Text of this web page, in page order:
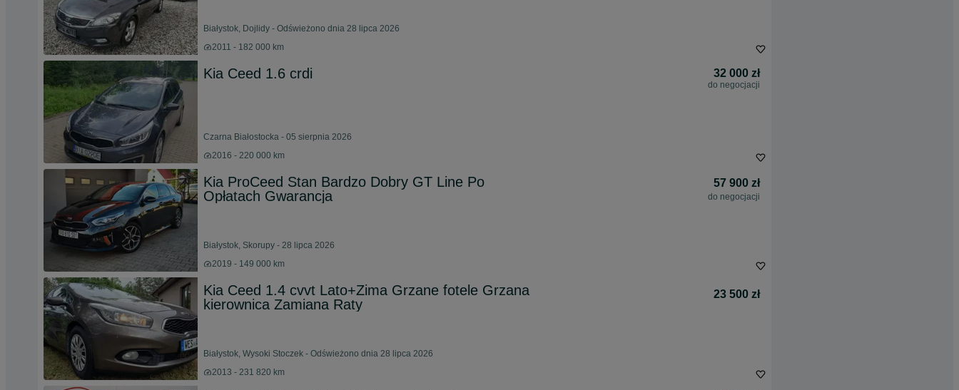
Białystok, Dojlidy - Odświeżono dnia 28 lipca 2026
2011 - 182 000 km
Kia Ceed 1.6 crdi 32 000 zł
do negocjacji
Czarna Białostocka - 05 sierpnia 2026
2016 - 220 000 km
Kia ProCeed Stan Bardzo Dobry GT Line Po
Opłatach Gwarancja
57 900 zł
do negocjacji
Białystok, Skorupy - 28 lipca 2026
2019 - 149 000 km
Kia Ceed 1.4 cvvt Lato+Zima Grzane fotele Grzana
kierownica Zamiana Raty
23 500 zł
Białystok, Wysoki Stoczek - Odświeżono dnia 28 lipca 2026
2013 - 231 820 km